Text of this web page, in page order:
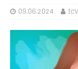
09.06.2024